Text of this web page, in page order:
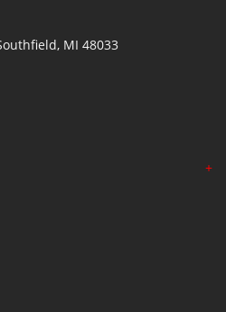
MI 48033
+